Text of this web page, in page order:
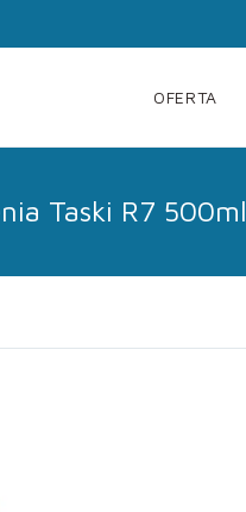
OFERTA
Taski R7 500ml